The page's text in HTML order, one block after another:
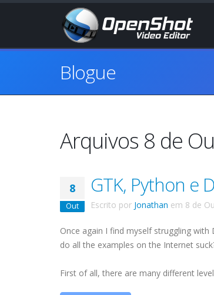
Blogue
Arquivos 8 de
8
Out
GTK, Python e
Escrito por Jonathan em 8 de
Once again I find myself struggling with
do all the examples on the Internet
First of all, there are many different